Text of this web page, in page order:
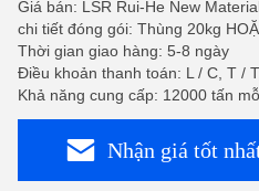
Giá bán: LSR Rui-He New
chi tiết đóng gói: Thùng 20kg
Thời gian giao hàng: 5-8 ngày
Điều khoản thanh toán: L / C, T /
Khả năng cung cấp: 12000 tấn
Nhận giá tốt